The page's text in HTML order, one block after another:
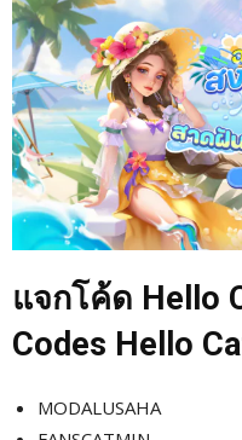
แจกโค้ด Hello
Codes Hello
MODALUSAHA